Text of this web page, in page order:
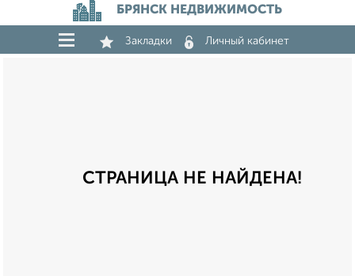
БРЯНСК НЕДВИЖИМОСТЬ
Закладки Личный кабинет
СТРАНИЦА НЕ НАЙДЕНА!